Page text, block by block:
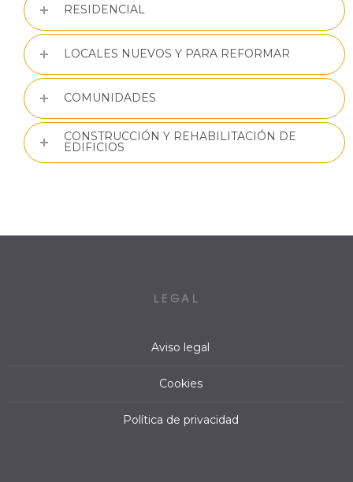
RESIDENCIAL
LOCALES NUEVOS Y PARA REFORMAR
COMUNIDADES
CONSTRUCCIÓN Y REHABILITACIÓN DE
EDIFICIOS
LEGAL
Aviso legal
Cookies
Política de privacidad